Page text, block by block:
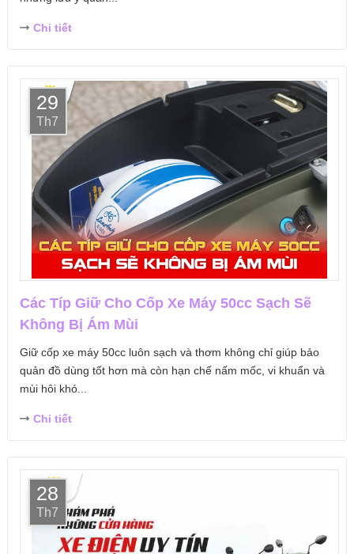
Chi tiết
29
Th7
Các Típ Giữ Cho Cốp Xe Máy 50cc Sạch Sẽ
Không Bị Ám Mùi
Giữ cốp xe máy 50cc luôn sạch và thơm không chỉ giúp bảo
quản đồ dùng tốt hơn mà còn hạn chế nấm mốc, vi khuẩn và
mùi hôi khó...
Chi tiết
28
Th7